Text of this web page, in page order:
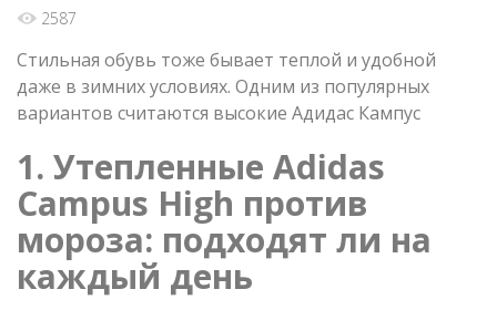
2587
Стильная обувь тоже бывает теплой и удобной
даже в зимних условиях. Одним из популярных
вариантов считаются высокие Адидас Кампус
1. Утепленные Adidas
Campus High против
мороза: подходят ли на
каждый день